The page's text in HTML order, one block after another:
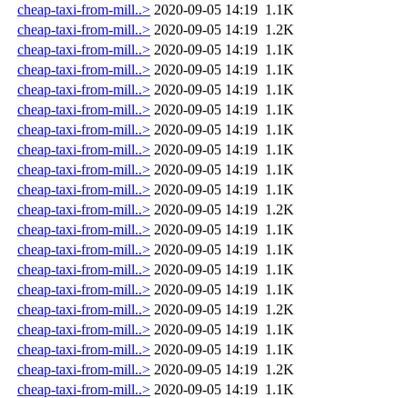
cheap-taxi-from-mill..> 2020-09-05 14:19 1.1K
cheap-taxi-from-mill..> 2020-09-05 14:19 1.2K
cheap-taxi-from-mill..> 2020-09-05 14:19 1.1K
cheap-taxi-from-mill..> 2020-09-05 14:19 1.1K
cheap-taxi-from-mill..> 2020-09-05 14:19 1.1K
cheap-taxi-from-mill..> 2020-09-05 14:19 1.1K
cheap-taxi-from-mill..> 2020-09-05 14:19 1.1K
cheap-taxi-from-mill..> 2020-09-05 14:19 1.1K
cheap-taxi-from-mill..> 2020-09-05 14:19 1.1K
cheap-taxi-from-mill..> 2020-09-05 14:19 1.1K
cheap-taxi-from-mill..> 2020-09-05 14:19 1.2K
cheap-taxi-from-mill..> 2020-09-05 14:19 1.1K
cheap-taxi-from-mill..> 2020-09-05 14:19 1.1K
cheap-taxi-from-mill..> 2020-09-05 14:19 1.1K
cheap-taxi-from-mill..> 2020-09-05 14:19 1.1K
cheap-taxi-from-mill..> 2020-09-05 14:19 1.2K
cheap-taxi-from-mill..> 2020-09-05 14:19 1.1K
cheap-taxi-from-mill..> 2020-09-05 14:19 1.1K
cheap-taxi-from-mill..> 2020-09-05 14:19 1.2K
cheap-taxi-from-mill..> 2020-09-05 14:19 1.1K